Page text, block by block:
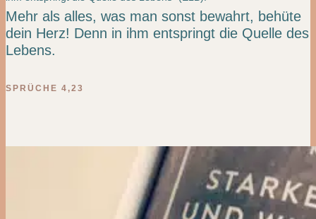
Mehr als alles, was man sonst bewahrt, behüte
dein Herz! Denn in ihm entspringt die Quelle des
Lebens.
SPRÜCHE 4,23